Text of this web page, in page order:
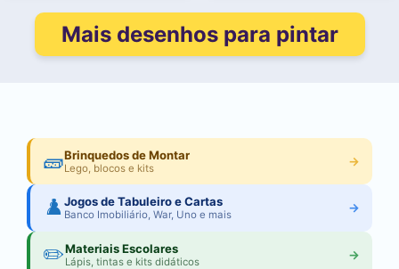
Mais desenhos para pintar
🧱Brinquedos de Montar
Lego, blocos e kits →
♟️Jogos de Tabuleiro e Cartas
Banco Imobiliário, War, Uno e mais →
✏️Materiais Escolares
Lápis, tintas e kits didáticos →